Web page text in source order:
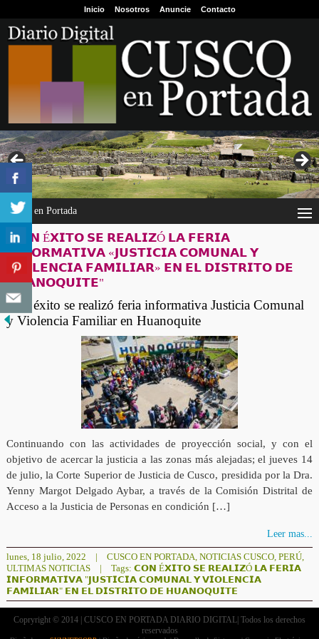
Inicio Nosotros Anuncie Contacto
Cusco en Portada
"𝗖𝗢𝗡 É𝗫𝗜𝗧𝗢 𝗦𝗘 𝗥𝗘𝗔𝗟𝗜𝗭Ó 𝗟𝗔 𝗙𝗘𝗥𝗜𝗔
𝗜𝗡𝗙𝗢𝗥𝗠𝗔𝗧𝗜𝗩𝗔 «𝗝𝗨𝗦𝗧𝗜𝗖𝗜𝗔 𝗖𝗢𝗠𝗨𝗡𝗔𝗟 𝗬
𝗩𝗜𝗢𝗟𝗘𝗡𝗖𝗜𝗔 𝗙𝗔𝗠𝗜𝗟𝗜𝗔𝗥» 𝗘𝗡 𝗘𝗟 𝗗𝗜𝗦𝗧𝗥𝗜𝗧𝗢 𝗗𝗘
𝗛𝗨𝗔𝗡𝗢𝗤𝗨𝗜𝗧𝗘"
Con éxito se realizó feria informativa Justicia Comunal
y Violencia Familiar en Huanoquite
Continuando con las actividades de proyección social, y con el
objetivo de acercar la justicia a las zonas más alejadas; el jueves 14
de julio, la Corte Superior de Justicia de Cusco, presidida por la Dra.
Yenny Margot Delgado Aybar, a través de la Comisión Distrital de
Acceso a la Justicia de Personas en condición […]
Leer mas...
lunes, 18 julio, 2022 | CUSCO EN PORTADA, NOTICIAS CUSCO, PERÚ,
ULTIMAS NOTICIAS
| Tags: 𝗖𝗢𝗡 É𝗫𝗜𝗧𝗢 𝗦𝗘 𝗥𝗘𝗔𝗟𝗜𝗭Ó 𝗟𝗔 𝗙𝗘𝗥𝗜𝗔
𝗜𝗡𝗙𝗢𝗥𝗠𝗔𝗧𝗜𝗩𝗔 "𝗝𝗨𝗦𝗧𝗜𝗖𝗜𝗔 𝗖𝗢𝗠𝗨𝗡𝗔𝗟 𝗬 𝗩𝗜𝗢𝗟𝗘𝗡𝗖𝗜𝗔
𝗙𝗔𝗠𝗜𝗟𝗜𝗔𝗥" 𝗘𝗡 𝗘𝗟 𝗗𝗜𝗦𝗧𝗥𝗜𝗧𝗢 𝗗𝗘 𝗛𝗨𝗔𝗡𝗢𝗤𝗨𝗜𝗧𝗘
Copryright © 2014 | CUSCO EN PORTADA DIARIO DIGITAL| Todos los derechos
reservados